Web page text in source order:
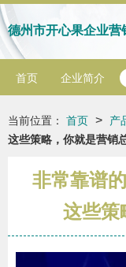
德州市开心果企业营
首页 企业简介
当前位置： 首页 > 产
这些策略，你就是营销
非常靠谱
这些策